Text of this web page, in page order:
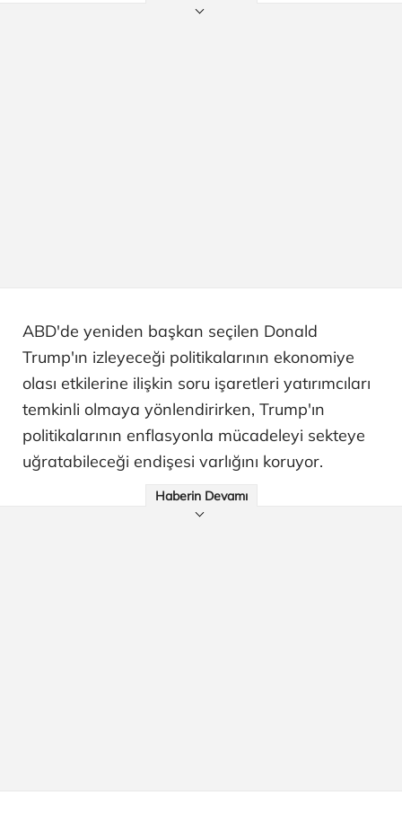
ABD'de yeniden başkan seçilen Donald
Trump'ın izleyeceği politikalarının ekonomiye
olası etkilerine ilişkin soru işaretleri yatırımcıları
temkinli olmaya yönlendirirken, Trump'ın
politikalarının enflasyonla mücadeleyi sekteye
uğratabileceği endişesi varlığını koruyor.
Haberin Devamı